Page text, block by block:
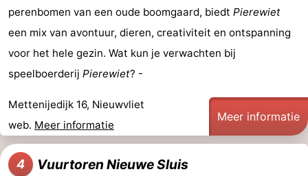
-
Veere
-
Domburg
-
Zoutelande
-
Vlissingen
-
Middelburg
Zeeuws-
perenbomen van een oude boomgaard, biedt Pierewiet
een mix van avontuur, dieren, creativiteit en ontspanning
voor het hele gezin. Wat kun je verwachten bij
speelboerderij Pierewiet? -
Mettenijedijk 16, Nieuwvliet
web. Meer informatie
Meer informatie
4 Vuurtoren Nieuwe Sluis